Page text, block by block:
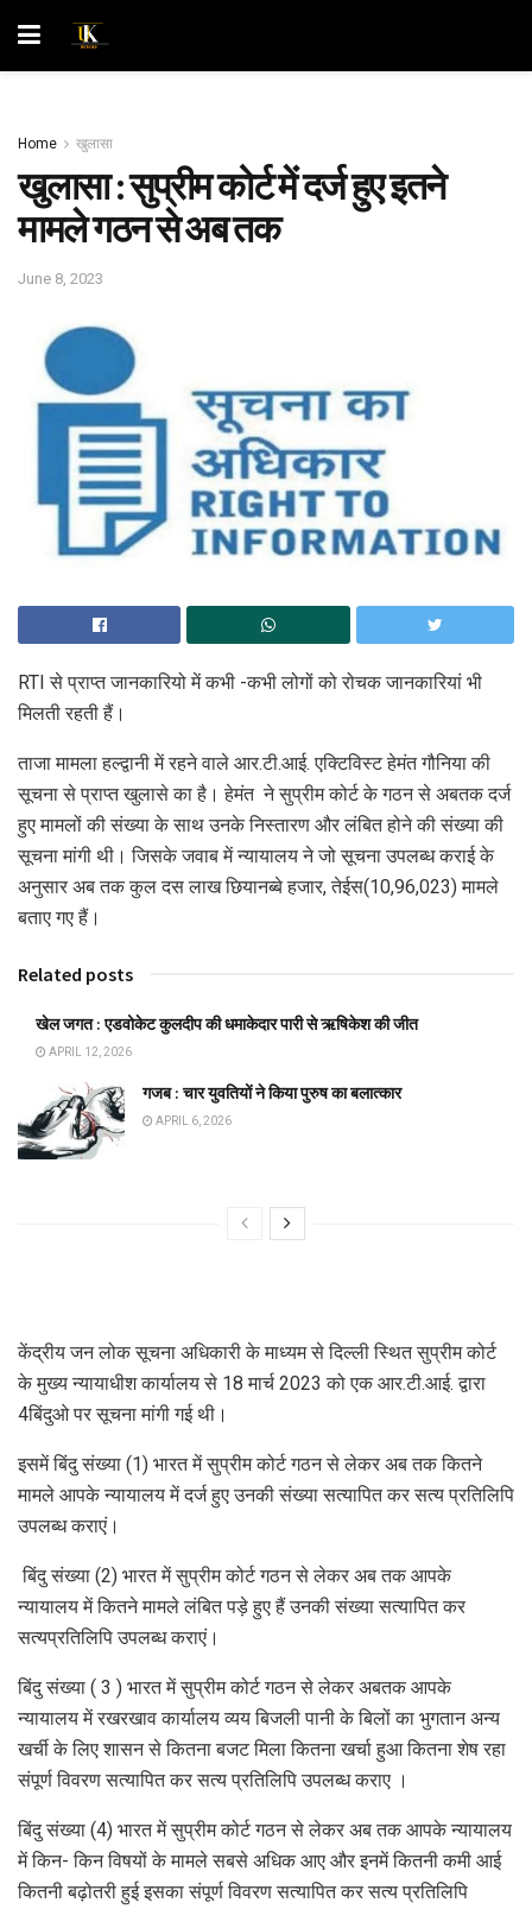
Home खुलासा
खुलासा : सुप्रीम कोर्ट में दर्ज हुए इतने
मामले गठन से अब तक
June 8, 2023
RTI से प्राप्त जानकारियो में कभी -कभी लोगों को रोचक जानकारियां भी
मिलती रहती हैं।
ताजा मामला हल्द्वानी में रहने वाले आर.टी.आई. एक्टिविस्ट हेमंत गौनिया की
सूचना से प्राप्त खुलासे का है। हेमंत ने सुप्रीम कोर्ट के गठन से अबतक दर्ज
हुए मामलों की संख्या के साथ उनके निस्तारण और लंबित होने की संख्या की
सूचना मांगी थी। जिसके जवाब में न्यायालय ने जो सूचना उपलब्ध कराई के
अनुसार अब तक कुल दस लाख छियानब्बे हजार, तेईस(10,96,023) मामले
बताए गए हैं।
Related posts
खेल जगत : एडवोकेट कुलदीप की धमाकेदार पारी से ऋषिकेश की जीत
APRIL 12, 2026
गजब : चार युवतियों ने किया पुरुष का बलात्कार
APRIL 6, 2026
केंद्रीय जन लोक सूचना अधिकारी के माध्यम से दिल्ली स्थित सुप्रीम कोर्ट
के मुख्य न्यायाधीश कार्यालय से 18 मार्च 2023 को एक आर.टी.आई. द्वारा
4बिंदुओ पर सूचना मांगी गई थी।
इसमें बिंदु संख्या (1) भारत में सुप्रीम कोर्ट गठन से लेकर अब तक कितने
मामले आपके न्यायालय में दर्ज हुए उनकी संख्या सत्यापित कर सत्य प्रतिलिपि
उपलब्ध कराएं।
बिंदु संख्या (2) भारत में सुप्रीम कोर्ट गठन से लेकर अब तक आपके
न्यायालय में कितने मामले लंबित पड़े हुए हैं उनकी संख्या सत्यापित कर
सत्यप्रतिलिपि उपलब्ध कराएं।
बिंदु संख्या ( 3 ) भारत में सुप्रीम कोर्ट गठन से लेकर अबतक आपके
न्यायालय में रखरखाव कार्यालय व्यय बिजली पानी के बिलों का भुगतान अन्य
खर्ची के लिए शासन से कितना बजट मिला कितना खर्चा हुआ कितना शेष रहा
संपूर्ण विवरण सत्यापित कर सत्य प्रतिलिपि उपलब्ध कराए ।
बिंदु संख्या (4) भारत में सुप्रीम कोर्ट गठन से लेकर अब तक आपके न्यायालय
में किन- किन विषयों के मामले सबसे अधिक आए और इनमें कितनी कमी आई
कितनी बढ़ोतरी हुई इसका संपूर्ण विवरण सत्यापित कर सत्य प्रतिलिपि